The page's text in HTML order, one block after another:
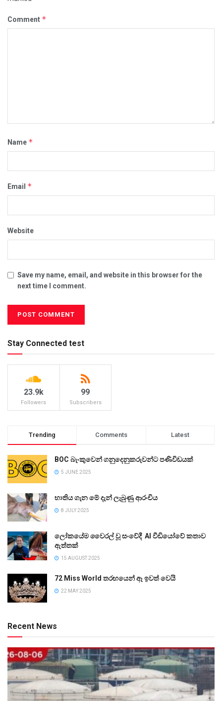
Comment *
Name *
Email *
Website
Save my name, email, and website in this browser for the
next time I comment.
Stay Connected test
23.9k
Followers
99
Subscribers
Trending Comments Latest
BOC බැංකුවෙන් ගනුදෙනුකරුවන්ට පණිවිඩයක්
5 JUNE 2025
භාතිය ගැන මේ දැන් ලැබුණු ආරංචිය
8 JULY 2025
ලෝකයේම වෛරල් වූ සංවේදී AI වීඩියෝවේ කතාව
ඇත්තක්
15 AUGUST 2025
72 Miss World තරඟයෙන් ඈ ඉවත් වෙයි
22 MAY 2025
Recent News